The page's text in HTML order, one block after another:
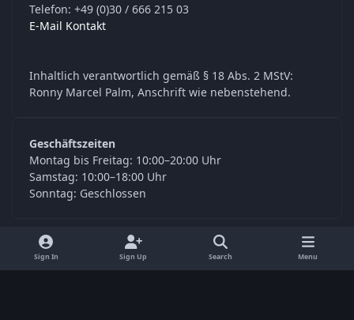
Telefon: +49 (0)30 / 666 215 03
E-Mail Kontakt
Inhaltlich verantwortlich gemäß § 18 Abs. 2 MStV:
Ronny Marcel Palm, Anschrift wie nebenstehend.
Geschäftszeiten
Montag bis Freitag: 10:00–20:00 Uhr
Samstag: 10:00–18:00 Uhr
Sonntag: Geschlossen
o
f
a
Sign In Sign Up Search Menu